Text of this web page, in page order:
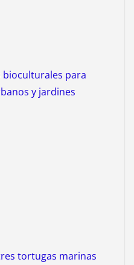
bioculturales para
y jardines
tortugas marinas